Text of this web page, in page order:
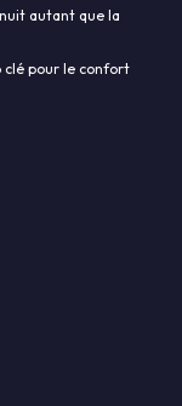
autant que la
clé pour le confort